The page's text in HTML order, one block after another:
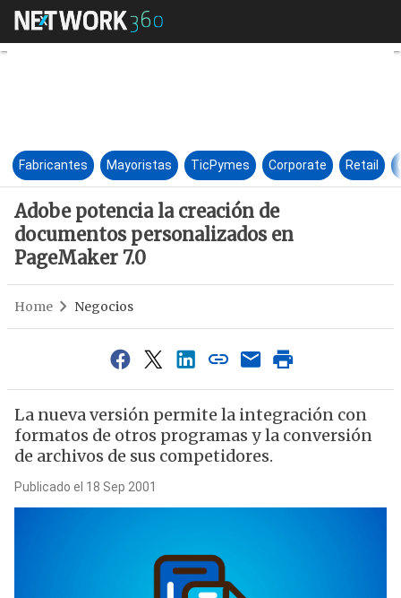
Adobe potencia la creación
Fabricantes Mayoristas TicPymes Corporate Retail
Adobe potencia la creación de
documentos personalizados en
PageMaker 7.0
Home Negocios
La nueva versión permite la integración con
formatos de otros programas y la conversión
de archivos de sus competidores.
Publicado el 18 Sep 2001